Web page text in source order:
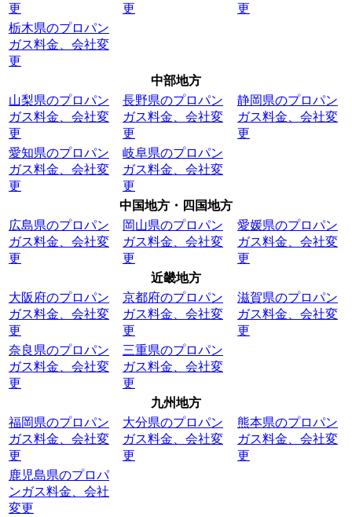
更
更
更
栃木県のプロパン
ガス料金、会社変
更
中部地方
山梨県のプロパン
ガス料金、会社変
更
長野県のプロパン
ガス料金、会社変
更
静岡県のプロパン
ガス料金、会社変
更
愛知県のプロパン
ガス料金、会社変
更
岐阜県のプロパン
ガス料金、会社変
更
中国地方・四国地方
広島県のプロパン
ガス料金、会社変
更
岡山県のプロパン
ガス料金、会社変
更
愛媛県のプロパン
ガス料金、会社変
更
近畿地方
大阪府のプロパン
ガス料金、会社変
更
京都府のプロパン
ガス料金、会社変
更
滋賀県のプロパン
ガス料金、会社変
更
奈良県のプロパン
ガス料金、会社変
更
三重県のプロパン
ガス料金、会社変
更
九州地方
福岡県のプロパン
ガス料金、会社変
更
大分県のプロパン
ガス料金、会社変
更
熊本県のプロパン
ガス料金、会社変
更
鹿児島県のプロパ
ンガス料金、会社
変更